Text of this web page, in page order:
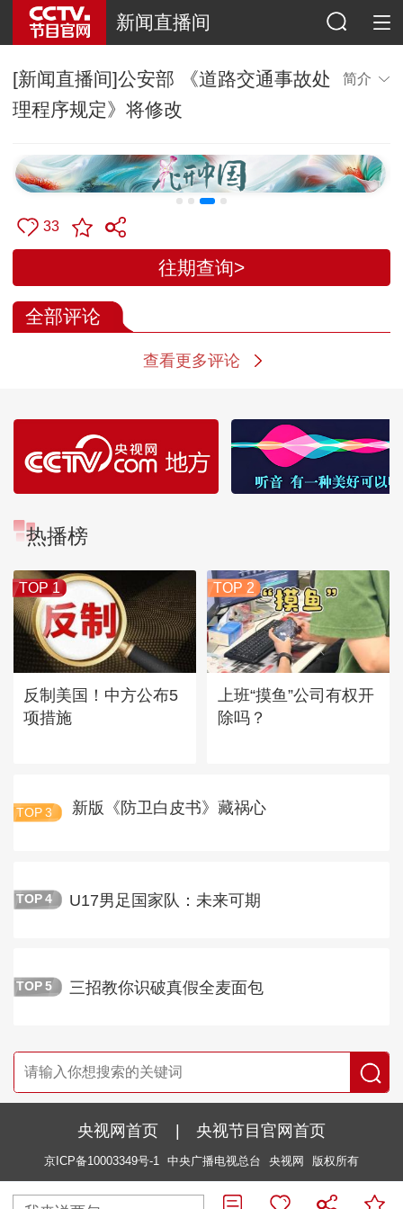
新闻直播间
[新闻直播间]公安部 《道路交通事故处
理程序规定》将修改
简介
33
往期查询>
全部评论
查看更多评论
热播榜
TOP 1
反制美国！中方公布5
项措施
TOP 2
上班“摸鱼”公司有权开
除吗？
TOP 3 新版《防卫白皮书》藏祸心
TOP 4 U17男足国家队：未来可期
TOP 5 三招教你识破真假全麦面包
央视网首页 | 央视节目官网首页
京ICP备10003349号-1 中央广播电视总台 央视网 版权所有